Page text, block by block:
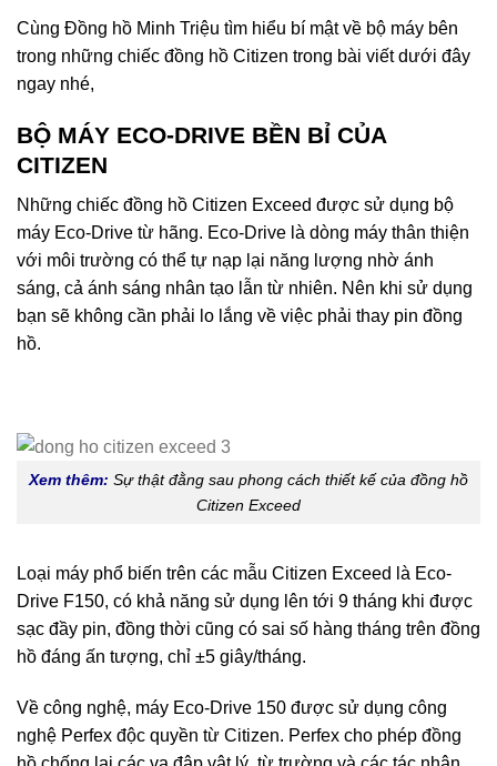
Cùng Đồng hồ Minh Triệu tìm hiểu bí mật về bộ máy bên
trong những chiếc đồng hồ Citizen trong bài viết dưới đây
ngay nhé,
BỘ MÁY ECO-DRIVE BỀN BỈ CỦA
CITIZEN
Những chiếc đồng hồ Citizen Exceed được sử dụng bộ
máy Eco-Drive từ hãng. Eco-Drive là dòng máy thân thiện
với môi trường có thể tự nạp lại năng lượng nhờ ánh
sáng, cả ánh sáng nhân tạo lẫn từ nhiên. Nên khi sử dụng
bạn sẽ không cần phải lo lắng về việc phải thay pin đồng
hồ.
Xem thêm: Sự thật đằng sau phong cách thiết kế của đồng hồ
Citizen Exceed
Loại máy phổ biến trên các mẫu Citizen Exceed là Eco-
Drive F150, có khả năng sử dụng lên tới 9 tháng khi được
sạc đầy pin, đồng thời cũng có sai số hàng tháng trên đồng
hồ đáng ấn tượng, chỉ ±5 giây/tháng.
Về công nghệ, máy Eco-Drive 150 được sử dụng công
nghệ Perfex độc quyền từ Citizen. Perfex cho phép đồng